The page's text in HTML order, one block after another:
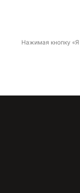
Нажимая кнопку